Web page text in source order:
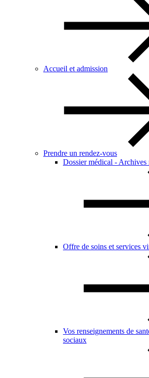
Accueil et admission
Prendre un rendez-vous
Dossier médical - Archives
Offre de soins et services
Vos renseignements de
sociaux